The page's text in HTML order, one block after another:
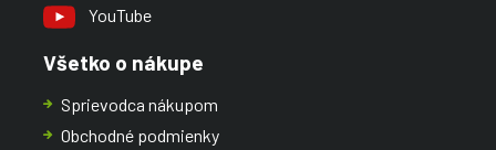
YouTube
Všetko o nákupe
Sprievodca nákupom
Obchodné podmienky